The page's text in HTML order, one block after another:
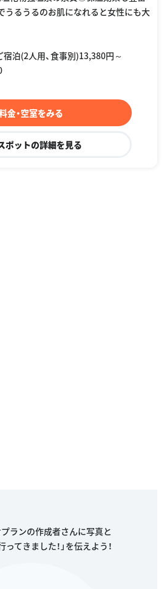
うるうるのお肌になれると女性にも大
宿泊(2人用、食事別)13,380円～
金・空室をみる
ポットの詳細を見る
ランの作成者さんに写真と
ってきました！」を伝えよう！